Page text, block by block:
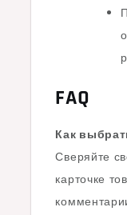
FAQ
Как
Сверяйте
карточке